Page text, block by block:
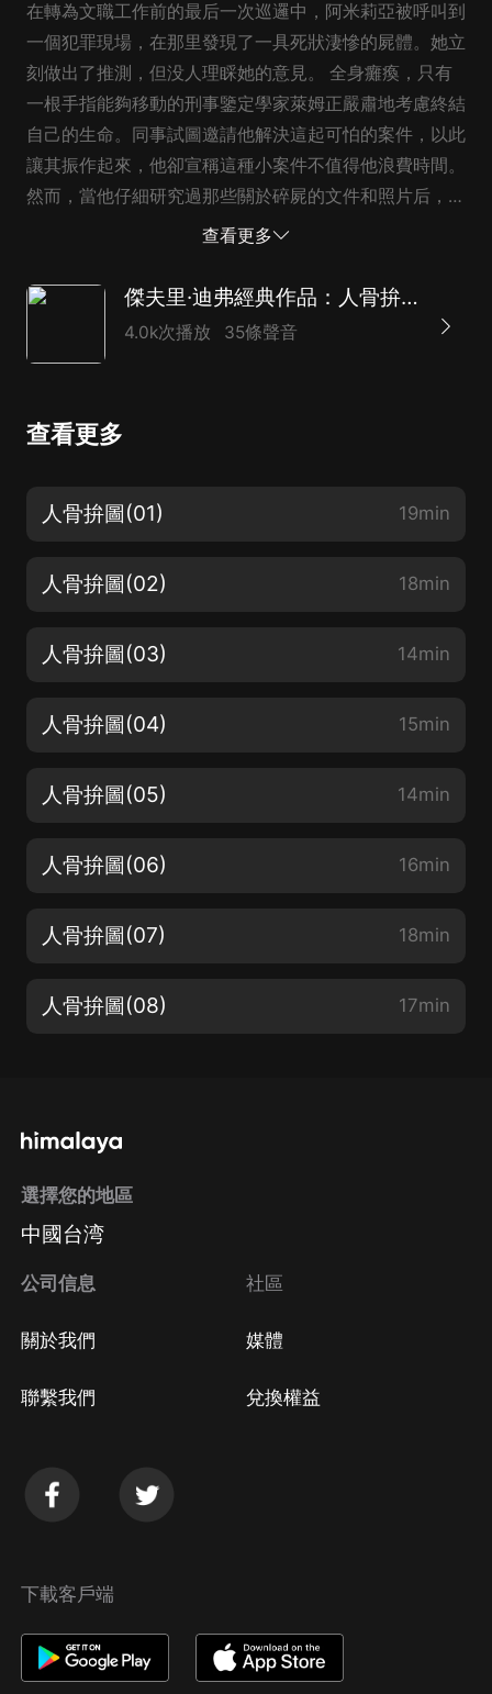
在轉為文職工作前的最后一次巡邏中，阿米莉亞被呼叫到
一個犯罪現場，在那里發現了一具死狀淒慘的屍體。她立
刻做出了推測，但没人理睬她的意見。 全身癱瘓，只有
一根手指能夠移動的刑事鑒定學家萊姆正嚴肅地考慮終結
自己的生命。同事試圖邀請他解決這起可怕的案件，以此
讓其振作起來，他卻宣稱這種小案件不值得他浪費時間。
然而，當他仔細研究過那些關於碎屍的文件和照片后，卻
對這件案子有了興趣。凶手連續拋出線索，似乎想引誘他
中，他們漸漸意識到其中另有隱情…… 本書為新星出版社
懸疑推理圖書大系“午夜文庫”作品之一，偵探文學寶庫中
查看更多
傑夫里·迪弗經典作品：人骨拚圖
4.0k次播放 35條聲音
查看更多
人骨拚圖(01) 19min
人骨拚圖(02) 18min
人骨拚圖(03) 14min
人骨拚圖(04) 15min
人骨拚圖(05) 14min
人骨拚圖(06) 16min
人骨拚圖(07) 18min
人骨拚圖(08) 17min
選擇您的地區
中國台湾
公司信息
關於我們
聯繫我們
社區
媒體
兌換權益
下載客戶端